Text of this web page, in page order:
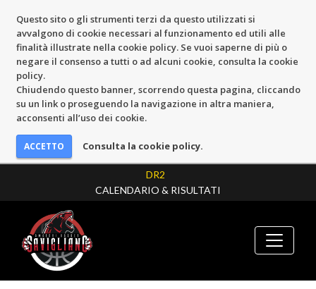
Questo sito o gli strumenti terzi da questo utilizzati si
avvalgono di cookie necessari al funzionamento ed utili alle
finalità illustrate nella cookie policy. Se vuoi saperne di più o
negare il consenso a tutti o ad alcuni cookie, consulta la cookie
policy.
Chiudendo questo banner, scorrendo questa pagina, cliccando
su un link o proseguendo la navigazione in altra maniera,
acconsenti all’uso dei cookie.
Consulta la cookie policy.
DR2
CALENDARIO & RISULTATI